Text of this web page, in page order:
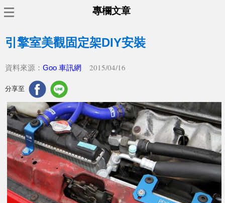
專欄文章
引擎室美觀固定架DIY安裝
資料來源： Goo 車訊網 2015/04/16
分享至